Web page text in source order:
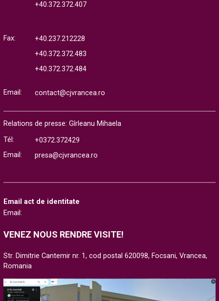
+40.372.372.407
Fax:
+40.237.212228
+40.372.372.483
+40.372.372.484
Email: contact@cjvrancea.ro
Relations de presse: Gîrleanu Mihaela
Tél:
+0372.372429
Email:
presa@cjvrancea.ro
Email act de identitate
Email:
VENEZ NOUS RENDRE VISITE!
Str. Dimitrie Cantemir nr. 1, cod postal 620098, Focsani, Vrancea,
Romania